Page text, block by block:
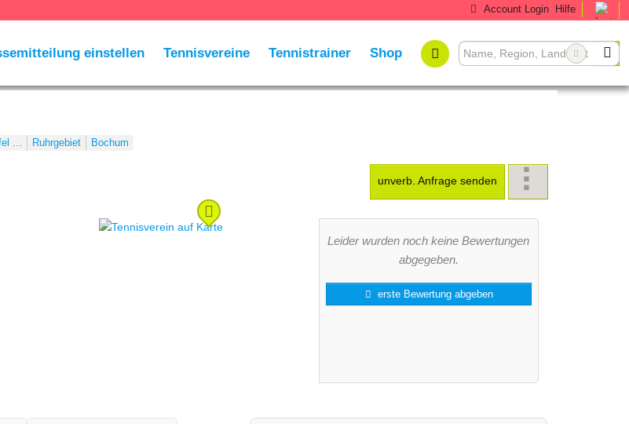
Account Login Hilfe
einstellen Tennisvereine Tennistrainer Shop
... Ruhrgebiet Bochum
unverb. Anfrage senden
Leider wurden noch keine Bewertungen
abgegeben.
erste Bewertung abgeben